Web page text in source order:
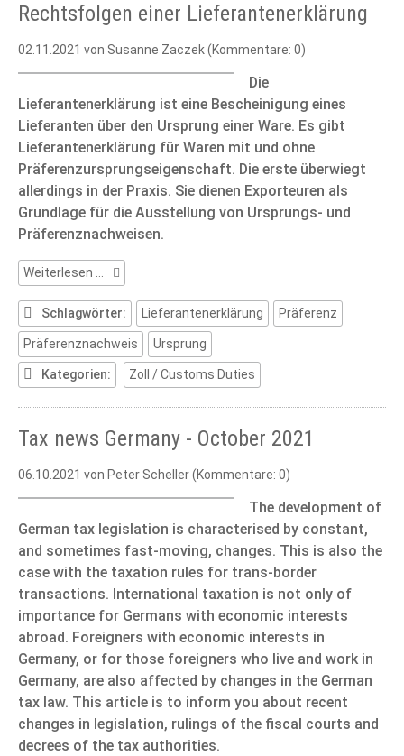
Rechtsfolgen einer Lieferantenerklärung
02.11.2021 von Susanne Zaczek (Kommentare: 0)
Die
Lieferantenerklärung ist eine Bescheinigung eines
Lieferanten über den Ursprung einer Ware. Es gibt
Lieferantenerklärung für Waren mit und ohne
Präferenzursprungseigenschaft. Die erste überwiegt
allerdings in der Praxis. Sie dienen Exporteuren als
Grundlage für die Ausstellung von Ursprungs- und
Präferenznachweisen.
Weiterlesen …
Rechtsfolgen
einer
Lieferantenerklärung
Schlagwörter: Lieferantenerklärung Präferenz
Präferenznachweis Ursprung
Kategorien: Zoll / Customs Duties
Tax news Germany - October 2021
06.10.2021 von Peter Scheller (Kommentare: 0)
The development of
German tax legislation is characterised by constant,
and sometimes fast-moving, changes. This is also the
case with the taxation rules for trans-border
transactions. International taxation is not only of
importance for Germans with economic interests
abroad. Foreigners with economic interests in
Germany, or for those foreigners who live and work in
Germany, are also affected by changes in the German
tax law. This article is to inform you about recent
changes in legislation, rulings of the fiscal courts and
decrees of the tax authorities.